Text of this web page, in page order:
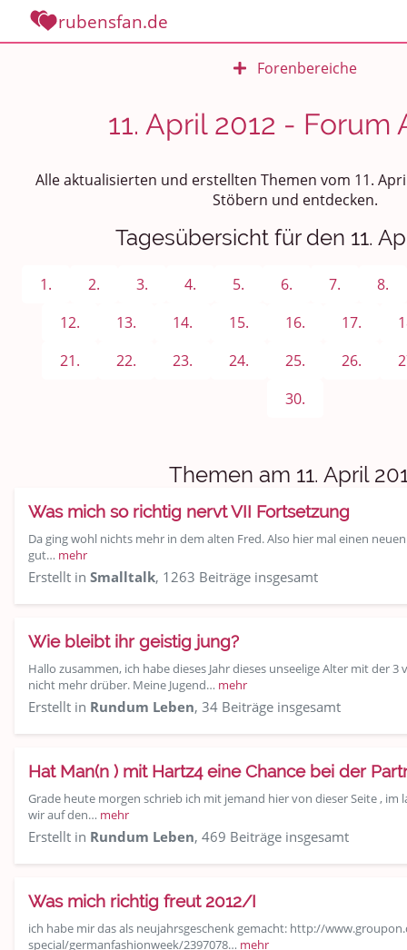
rubensfan.de
Forenbereiche
Treffen und Stammtische
Ü100 Party - Fanecke
Gesundheit & Wellness
Medien & Showgeschäft
Kochen, Backen und Genießen
Spiel, Spaß und Sinnlosigkeit
Gewicht reduzieren
11. April 2012 - Forum
Alle aktualisierten und erstellten Themen vom 11.
Stöbern und entdecken.
Tagesübersicht für den 11.
1. 2. 3. 4. 5. 6. 7.
8.
12.
13. 14. 15. 16. 17.
21.
22. 23. 24. 25. 26.
30.
Themen am 11. April
Was mich so richtig nervt VII Fortsetzung
Da ging wohl nichts mehr in dem alten Fred. Also hier mal einen
gut… mehr
Erstellt in Smalltalk, 1263 Beiträge insgesamt
Wie bleibt ihr geistig jung?
Hallo zusammen, ich habe dieses Jahr dieses unseelige Alter mit der 3
nicht mehr drüber. Meine Jugend… mehr
Erstellt in Rundum Leben, 34 Beiträge insgesamt
Hat Man(n ) mit Hartz4 eine Chance bei der
Grade heute morgen schrieb ich mit jemand hier von dieser Seite , im
wir auf den… mehr
Erstellt in Rundum Leben, 469 Beiträge insgesamt
Was mich richtig freut 2012/I
ich habe mir das als neujahrsgeschenk gemacht: http://
special/germanfashionweek/2397078… mehr